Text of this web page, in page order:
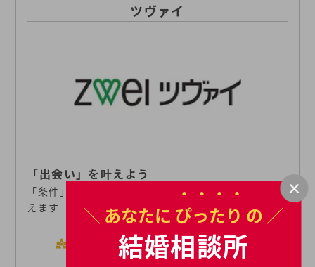
ツヴァイ
「出会い」を叶えよう
「条件」と「価値観」の両方を大切にした出会いを叶
えます
点のZWEI登録会員数とIBJ会
員数合計）
＼ あなたに ぴったり の ／
結婚相談所